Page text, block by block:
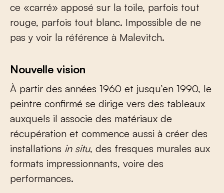
ce «carré» apposé sur la toile, parfois tout
rouge, parfois tout blanc. Impossible de ne
pas y voir la référence à Malevitch.
Nouvelle vision
À partir des années 1960 et jusqu’en 1990, le
peintre confirmé se dirige vers des tableaux
auxquels il associe des matériaux de
récupération et commence aussi à créer des
installations in situ, des fresques murales aux
formats impressionnants, voire des
performances.